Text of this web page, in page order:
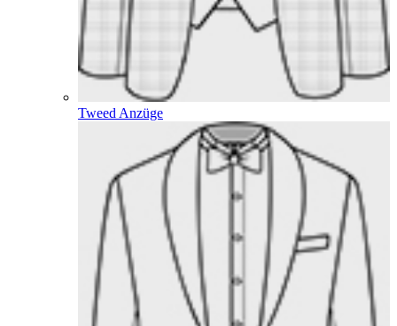
Tweed Anzüge